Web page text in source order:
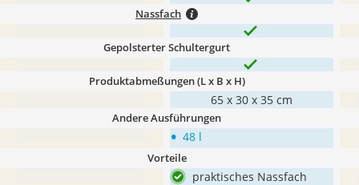
Nassfach
Gepolsterter Schultergurt
Produktabmeßungen (L x B x H)
65 x 30 x 35 cm
Andere Ausführungen
• 48 l
Vorteile
praktisches Nassfach